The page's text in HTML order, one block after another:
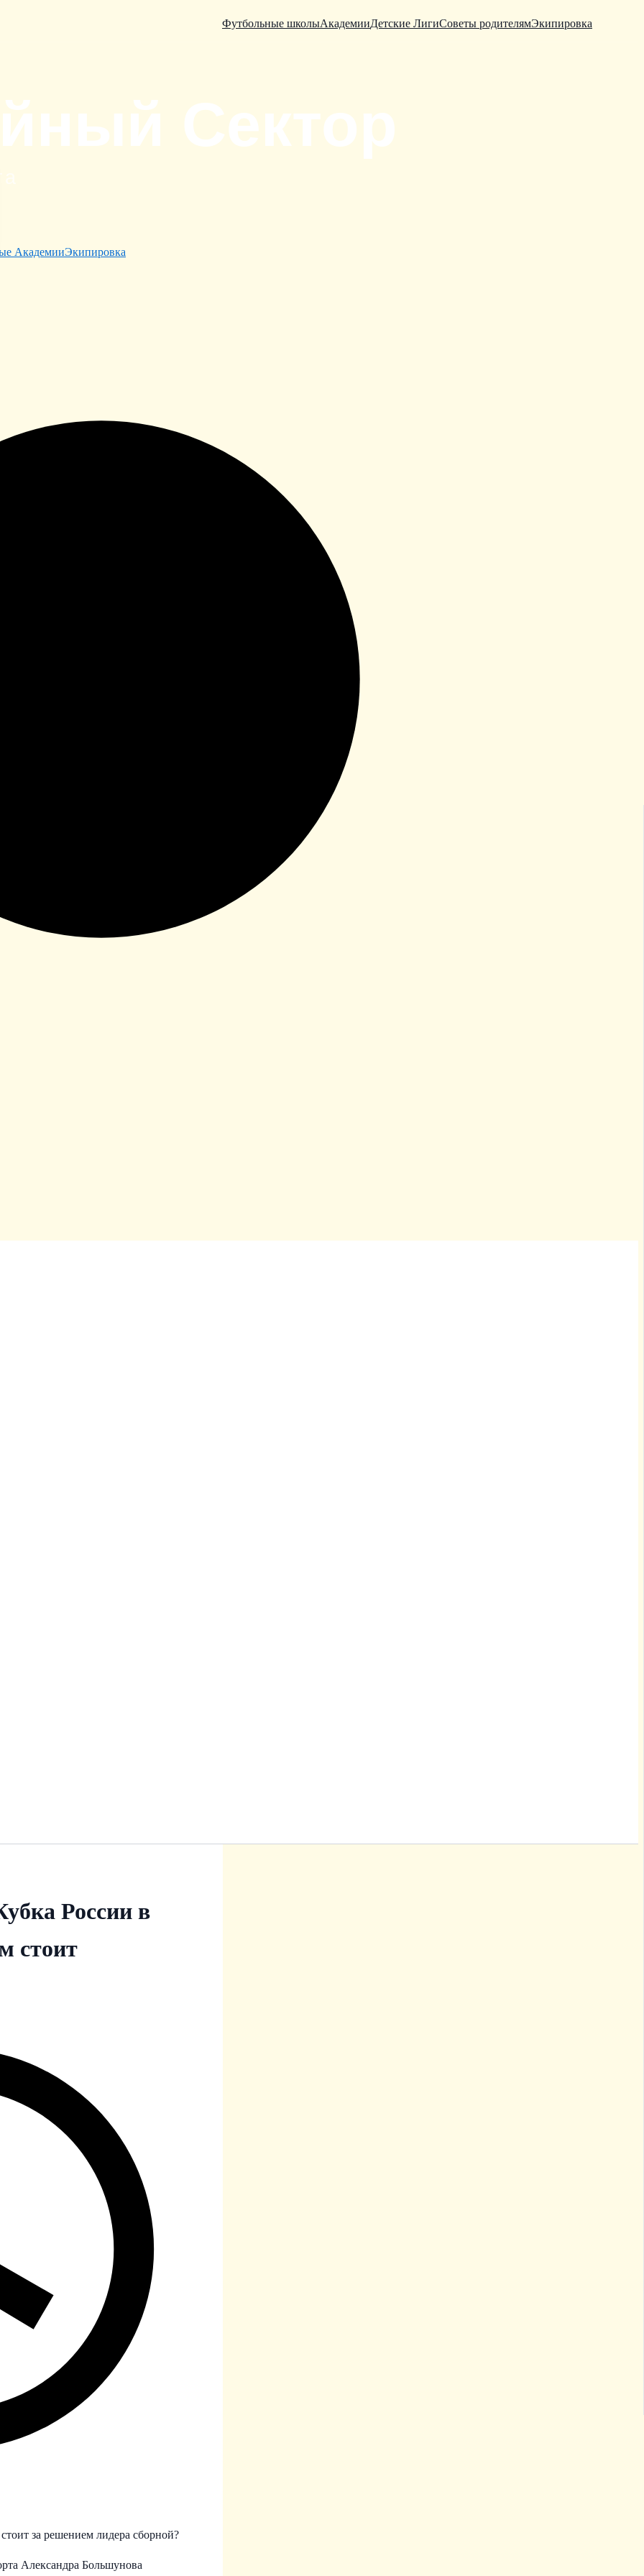
Футбольные школыАкадемииДетские ЛигиСоветы родителямЭкипировка
АкадемииЭкипировка
России в
стоит
за решением лидера сборной?
Александра Большунова